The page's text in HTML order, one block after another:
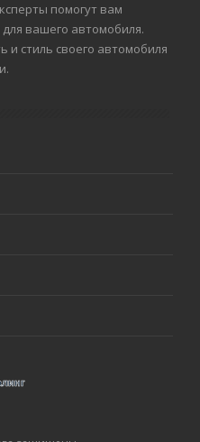
помогут вам
вашего автомобиля.
и стиль своего автомобиля